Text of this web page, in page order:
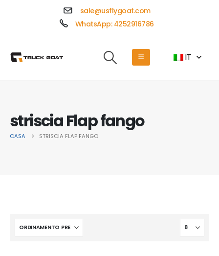
sale@usflygoat.com
WhatsApp: 4252916786
IT
striscia Flap fango
CASA STRISCIA FLAP FANGO